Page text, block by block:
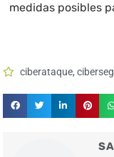
medidas posibles
ciberataque,